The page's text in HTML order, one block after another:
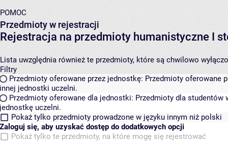
POMOC
Przedmioty w rejestracji
Rejestracja na przedmioty humanistyczne I
Lista uwzględnia również te przedmioty, które są chwilowo
Filtry
Przedmioty oferowane przez jednostkę: Przedmioty oferowane
innej jednostki uczelni.
Przedmioty oferowane dla jednostki: Przedmioty dla studentów
jednostkę uczelni.
Pokaż tylko przedmioty prowadzone w języku innym niż polski
Zaloguj się, aby uzyskać dostęp do dodatkowych opcji
Pokaż tylko te przedmioty, na które mogę się rejestrować